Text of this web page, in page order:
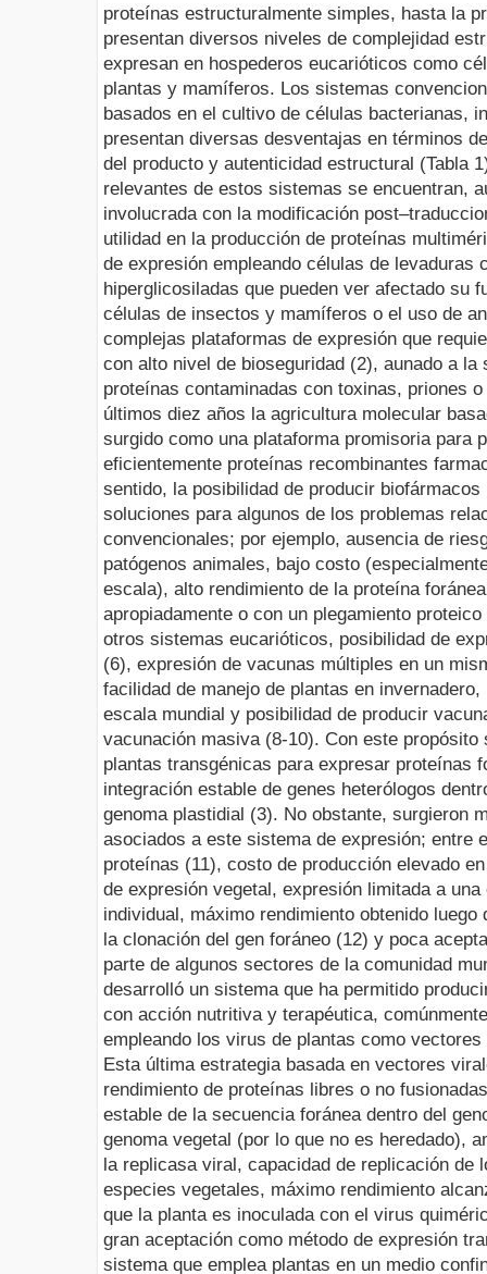
proteínas estructuralmente simples, hasta la
presentan diversos niveles de complejidad
expresan en hospederos eucarióticos como
plantas y mamíferos. Los sistemas
basados en el cultivo de células bacterianas,
presentan diversas desventajas en términos
del producto y autenticidad estructural (Tabla
relevantes de estos sistemas se encuentran,
involucrada con la modificación
utilidad en la producción de proteínas
de expresión empleando células de levaduras
hiperglicosiladas que pueden ver afectado su
células de insectos y mamíferos o el uso de
complejas plataformas de expresión que
con alto nivel de bioseguridad (2), aunado a la
proteínas contaminadas con toxinas, priones
últimos diez años la agricultura molecular
surgido como una plataforma promisoria para
eficientemente proteínas recombinantes
sentido, la posibilidad de producir
soluciones para algunos de los problemas
convencionales; por ejemplo, ausencia de
patógenos animales, bajo costo
escala), alto rendimiento de la proteína
apropiadamente o con un plegamiento
otros sistemas eucarióticos, posibilidad de
(6), expresión de vacunas múltiples en un
facilidad de manejo de plantas en
escala mundial y posibilidad de producir
vacunación masiva (8-10). Con este propósito
plantas transgénicas para expresar proteínas
integración estable de genes heterólogos
genoma plastidial (3). No obstante, surgieron
asociados a este sistema de expresión; entre
proteínas (11), costo de producción elevado
de expresión vegetal, expresión limitada a
individual, máximo rendimiento obtenido
la clonación del gen foráneo (12) y poca
parte de algunos sectores de la comunidad
desarrolló un sistema que ha permitido
con acción nutritiva y terapéutica,
empleando los virus de plantas como vectores
Esta última estrategia basada en vectores
rendimiento de proteínas libres o no
estable de la secuencia foránea dentro del
genoma vegetal (por lo que no es heredado),
la replicasa viral, capacidad de replicación de
especies vegetales, máximo rendimiento
que la planta es inoculada con el virus
gran aceptación como método de expresión
sistema que emplea plantas en un medio